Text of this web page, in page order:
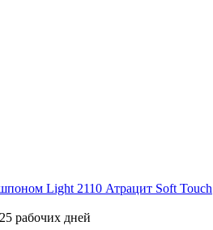
Light 2110 Атрацит Soft Touch
рабочих дней